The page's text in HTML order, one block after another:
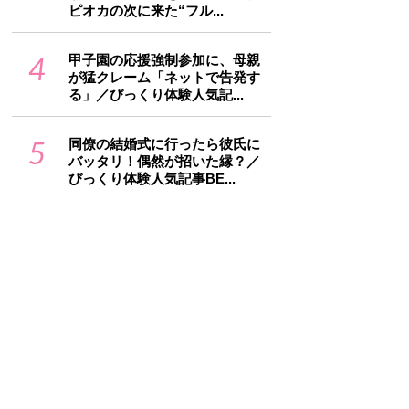
ピオカの次に来た“フル...
4
甲子園の応援強制参加に、母親
が猛クレーム「ネットで告発す
る」／びっくり体験人気記...
5
同僚の結婚式に行ったら彼氏に
バッタリ！偶然が招いた縁？／
びっくり体験人気記事BE...